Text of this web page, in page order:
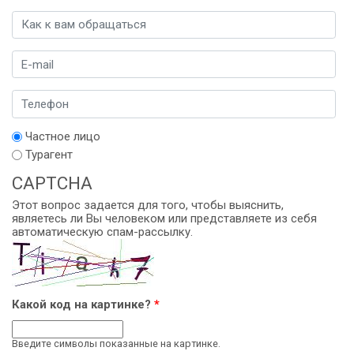
Имя
E-mail *
Телефон
Выбор*
Частное лицо
Турагент
CAPTCHA
Этот вопрос задается для того, чтобы выяснить,
являетесь ли Вы человеком или представляете из себя
автоматическую спам-рассылку.
Какой код на картинке? *
Введите символы показанные на картинке.